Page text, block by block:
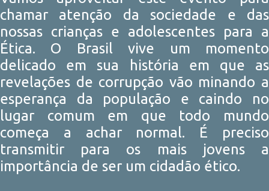
chamar atenção da sociedade e das
nossas crianças e adolescentes para a
Ética. O Brasil vive um momento
delicado em sua história em que as
revelações de corrupção vão minando a
esperança da população e caindo no
lugar comum em que todo mundo
começa a achar normal. É preciso
transmitir para os mais jovens a
importância de ser um cidadão ético.